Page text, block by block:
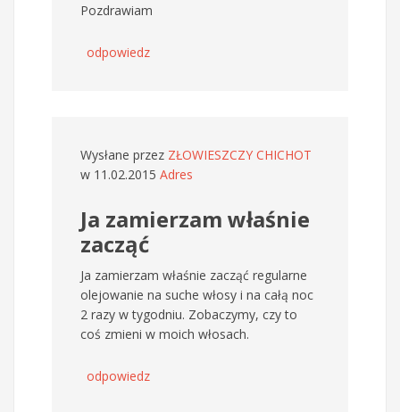
Pozdrawiam
odpowiedz
Wysłane przez ZŁOWIESZCZY CHICHOT
w 11.02.2015 Adres
Ja zamierzam właśnie
zacząć
Ja zamierzam właśnie zacząć regularne
olejowanie na suche włosy i na całą noc
2 razy w tygodniu. Zobaczymy, czy to
coś zmieni w moich włosach.
odpowiedz